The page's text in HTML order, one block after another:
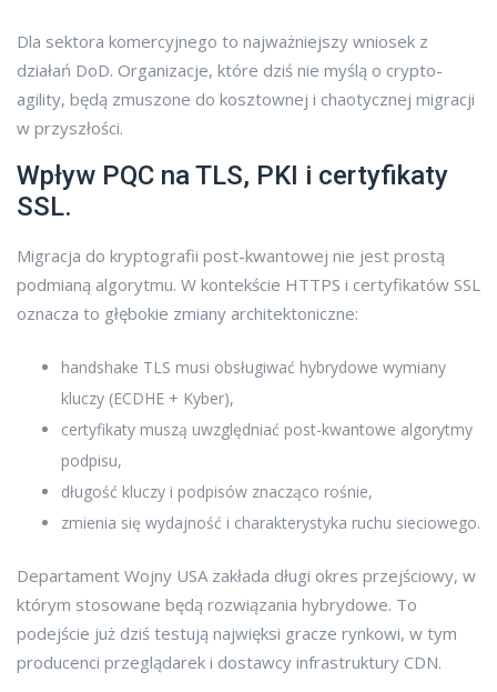
Dla sektora komercyjnego to najważniejszy wniosek z
działań DoD. Organizacje, które dziś nie myślą o crypto-
agility, będą zmuszone do kosztownej i chaotycznej migracji
w przyszłości.
Wpływ PQC na TLS, PKI i certyfikaty
SSL.
Migracja do kryptografii post-kwantowej nie jest prostą
podmianą algorytmu. W kontekście HTTPS i certyfikatów SSL
oznacza to głębokie zmiany architektoniczne:
handshake TLS musi obsługiwać hybrydowe wymiany
kluczy (ECDHE + Kyber),
certyfikaty muszą uwzględniać post-kwantowe algorytmy
podpisu,
długość kluczy i podpisów znacząco rośnie,
zmienia się wydajność i charakterystyka ruchu sieciowego.
Departament Wojny USA zakłada długi okres przejściowy, w
którym stosowane będą rozwiązania hybrydowe. To
podejście już dziś testują najwięksi gracze rynkowi, w tym
producenci przeglądarek i dostawcy infrastruktury CDN.